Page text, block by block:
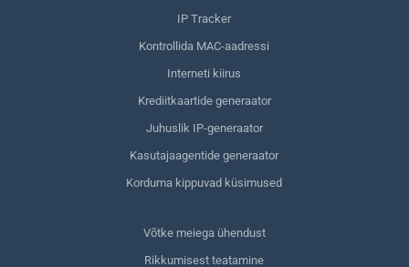
IP Tracker
Kontrollida MAC-aadressi
Interneti kiirus
Krediitkaartide generaator
Juhuslik IP-generaator
Kasutajaagentide generaator
Korduma kippuvad küsimused
Võtke meiega ühendust
Rikkumisest teatamine